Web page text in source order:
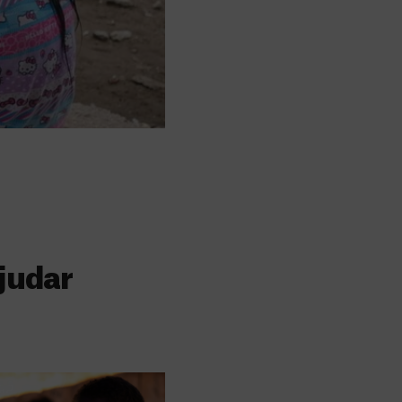
cuidados médicos